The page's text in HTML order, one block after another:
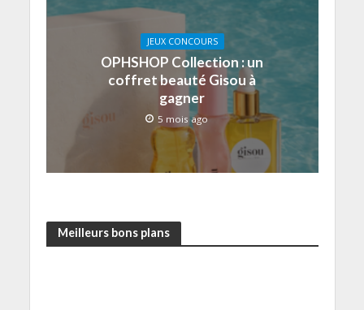
JEUX CONCOURS
OPHSHOP Collection : un
coffret beauté Gisou à
gagner
5 mois ago
Meilleurs bons plans